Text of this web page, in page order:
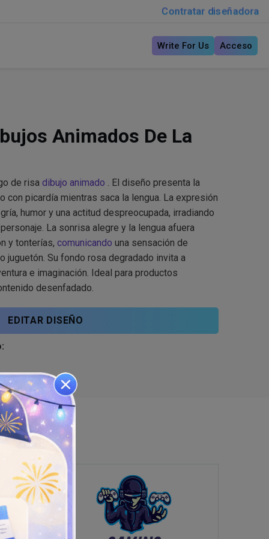
Contratar diseñadora
Write For Us Acceso
Animados De La
de risa dibujo animado . El diseño presenta la
con picardía mientras saca la lengua. La expresión
humor y una actitud despreocupada, irradiando
La sonrisa alegre y la lengua afuera
y tonterías, comunicando una sensación de
juguetón. Su fondo rosa degradado invita a
e imaginación. Ideal para productos
desenfadado.
EDITAR DISEÑO